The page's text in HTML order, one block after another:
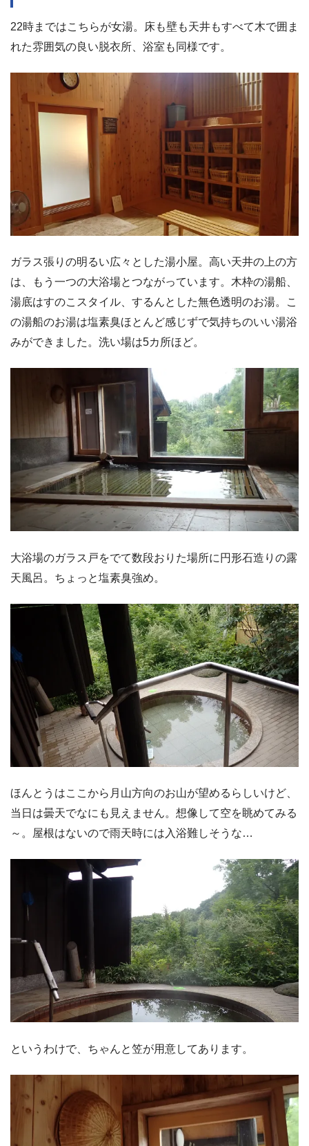
22時まではこちらが女湯。床も壁も天井もすべて木で囲ま
れた雰囲気の良い脱衣所、浴室も同様です。
ガラス張りの明るい広々とした湯小屋。高い天井の上の方
は、もう一つの大浴場とつながっています。木枠の湯船、
湯底はすのこスタイル、するんとした無色透明のお湯。こ
の湯船のお湯は塩素臭ほとんど感じずで気持ちのいい湯浴
みができました。洗い場は5カ所ほど。
大浴場のガラス戸をでて数段おりた場所に円形石造りの露
天風呂。ちょっと塩素臭強め。
ほんとうはここから月山方向のお山が望めるらしいけど、
当日は曇天でなにも見えません。想像して空を眺めてみる
～。屋根はないので雨天時には入浴難しそうな…
というわけで、ちゃんと笠が用意してあります。